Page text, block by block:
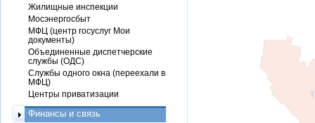
Жилищные инспекции
Мосэнергосбыт
МФЦ (центр госуслуг Мои
документы)
Объединенные диспетчерские
службы (ОДС)
Службы одного окна (переехали в
МФЦ)
Центры приватизации
Финансы и связь